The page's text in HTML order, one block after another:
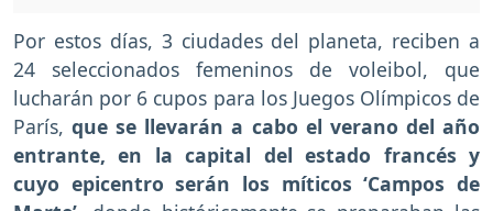
Por estos días, 3 ciudades del planeta, reciben a
24 seleccionados femeninos de voleibol, que
lucharán por 6 cupos para los Juegos Olímpicos de
París,que se llevarán a cabo el verano del año
entrante, en la capital del estado francés y
cuyo epicentro serán los míticos ‘Campos de